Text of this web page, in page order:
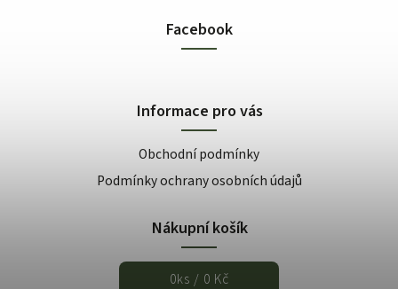
Facebook
Informace pro vás
Obchodní podmínky
Podmínky ochrany osobních údajů
Nákupní košík
0ks / 0 Kč